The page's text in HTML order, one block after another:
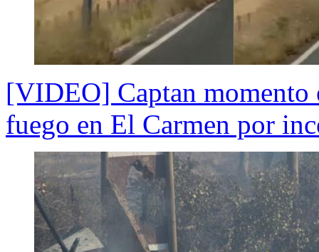
[VIDEO] Captan momento
fuego en El Carmen por